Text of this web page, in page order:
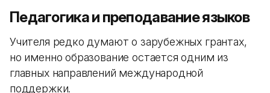
Педагогика и преподавание языков
Учителя редко думают о зарубежных грантах,
но именно образование остается одним из
главных направлений международной
поддержки.